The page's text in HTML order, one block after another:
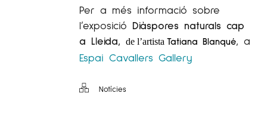
Per a més informació sobre
l’exposició Diàspores naturals cap
a Lleida, de l’artista Tatiana Blanqué, a
Espai Cavallers Gallery
Notícies